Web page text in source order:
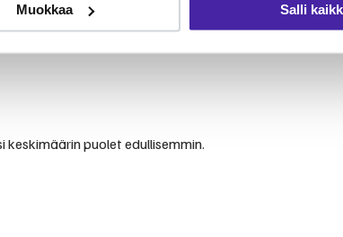
Muokkaa Salli
ortopedia, kardiologia, sisätautien hoito,
fysioterapia ja kuntoutus, tehohoito sekä
puolet edullisemmin.